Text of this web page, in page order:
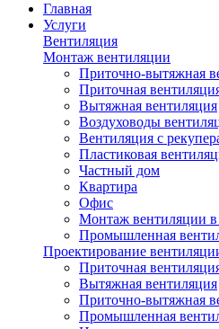
Главная
Услуги
Вентиляция
Монтаж вентиляции
Приточно-вытяжная
Приточная
Вытяжная вентиляция
Воздуховоды
Вентиляция с
Пластиковая
Частный дом
Квартира
Офис
Монтаж вентиляции в
Промышленная
Проектирование
Приточная
Вытяжная вентиляция
Приточно-вытяжная
Промышленная